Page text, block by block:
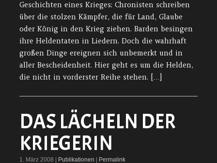
Geschichten eines Krieges: Chronisten schreiben
über die stolzen Kämpfer, die für Land, Glaube
oder König in den Krieg ziehen. Barden besingen
ihre Heldentaten in Liedern. Doch die wahrhaft
großen Dinge ereignen sich unbemerkt und in
aller Bescheidenheit. Hier geht es um die Helden,
die nicht in vorderster Reihe stehen. […]
DAS LÄCHELN DER
KRIEGERIN
1. März 2008 | Publikationen Permalink